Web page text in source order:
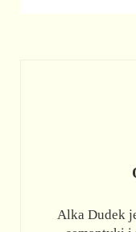
Alka Dudek